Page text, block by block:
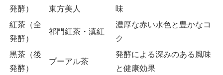
発酵）
東方美人
味
紅茶（全
発酵）
祁門紅茶・滇紅
濃厚な赤い水色と豊かなコ
ク
黒茶（後
発酵）
プーアル茶
発酵による深みのある風味
と健康効果